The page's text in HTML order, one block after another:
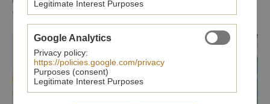
靈感的特殊刻印花紋。
Legitimate Interest Purposes
Google Analytics
Privacy policy:
https://policies.google.com/privacy
Purposes (consent)
Legitimate Interest Purposes